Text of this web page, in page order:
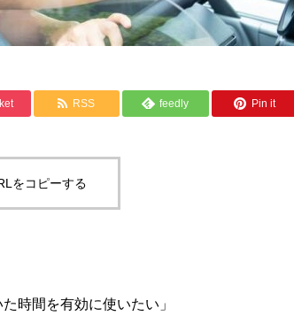
RSS feedly Pin it
をコピーする
時間を有効に使いたい」